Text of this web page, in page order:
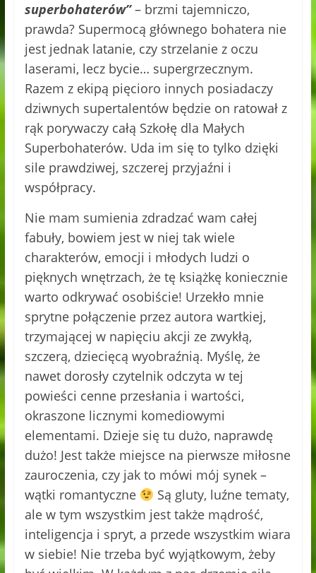
superbohaterów”– brzmi tajemniczo,
prawda? Supermocą głównego bohatera nie
jest jednak latanie, czy strzelanie z oczu
laserami, lecz bycie… supergrzecznym.
Razem z ekipą pięcioro innych posiadaczy
dziwnych supertalentów będzie on ratował z
rąk porywaczy całą Szkołę dla Małych
Superbohaterów. Uda im się to tylko dzięki
sile prawdziwej, szczerej przyjaźni i
współpracy.
Nie mam sumienia zdradzać wam całej
fabuły, bowiem jest w niej tak wiele
charakterów, emocji i młodych ludzi o
pięknych wnętrzach, że tę książkę koniecznie
warto odkrywać osobiście! Urzekło mnie
sprytne połączenie przez autora wartkiej,
trzymającej w napięciu akcji ze zwykłą,
szczerą, dziecięcą wyobraźnią. Myślę, że
nawet dorosły czytelnik odczyta w tej
powieści cenne przesłania i wartości,
okraszone licznymi komediowymi
elementami. Dzieje się tu dużo, naprawdę
dużo! Jest także miejsce na pierwsze miłosne
zauroczenia, czy jak to mówi mój synek –
wątki romantyczne
Są gluty, luźne tematy,
ale w tym wszystkim jest także mądrość,
inteligencja i spryt, a przede wszystkim wiara
w siebie! Nie trzeba być wyjątkowym, żeby